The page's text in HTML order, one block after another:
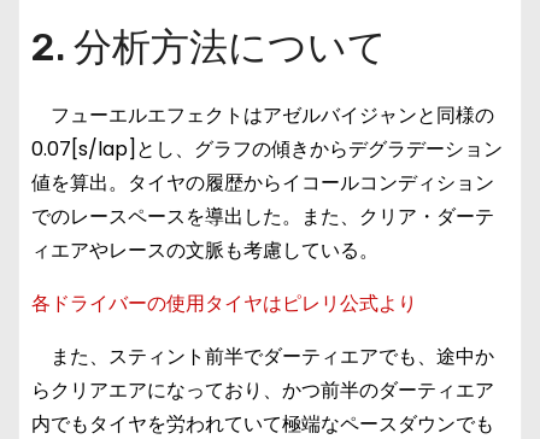
2. 分析方法について
フューエルエフェクトはアゼルバイジャンと同様の
0.07[s/lap]とし、グラフの傾きからデグラデーション
値を算出。タイヤの履歴からイコールコンディション
でのレースペースを導出した。また、クリア・ダーテ
ィエアやレースの文脈も考慮している。
各ドライバーの使用タイヤはピレリ公式より
また、スティント前半でダーティエアでも、途中か
らクリアエアになっており、かつ前半のダーティエア
内でもタイヤを労われていて極端なペースダウンでも